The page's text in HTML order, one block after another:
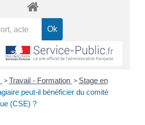
> Travail - Formation > Stage en
peut-il bénéficier du comité
(CSE) ?